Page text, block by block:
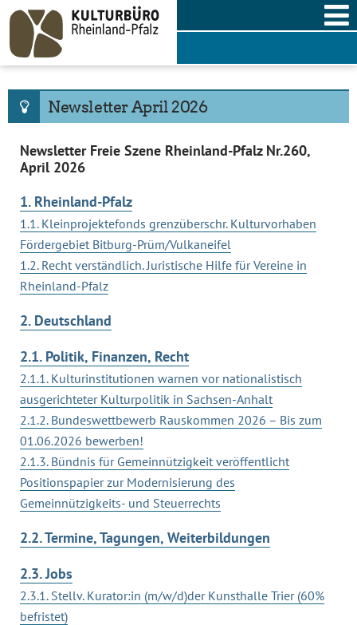
Skip
content
Newsletter April 2026
Newsletter Freie Szene Rheinland-Pfalz Nr.260,
April 2026
1. Rheinland-Pfalz
1.1. Kleinprojektefonds grenzüberschr. Kulturvorhaben
Fördergebiet Bitburg-Prüm/Vulkaneifel
1.2. Recht verständlich. Juristische Hilfe für Vereine in
Rheinland-Pfalz
2. Deutschland
2.1. Politik, Finanzen, Recht
2.1.1. Kulturinstitutionen warnen vor nationalistisch
ausgerichteter Kulturpolitik in Sachsen-Anhalt
2.1.2. Bundeswettbewerb Rauskommen 2026 – Bis zum
01.06.2026 bewerben!
2.1.3. Bündnis für Gemeinnützigkeit veröffentlicht
Positionspapier zur Modernisierung des
Gemeinnützigkeits- und Steuerrechts
2.2. Termine, Tagungen, Weiterbildungen
2.3. Jobs
2.3.1. Stellv. Kurator:in (m/w/d)der Kunsthalle Trier (60%
befristet)